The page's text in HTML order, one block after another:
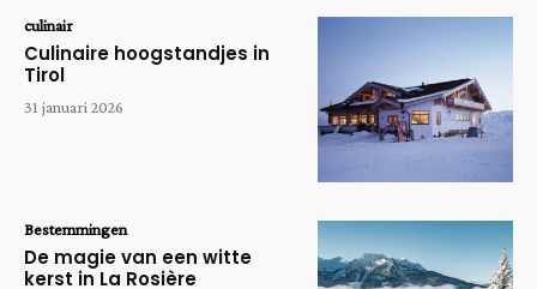
culinair
Culinaire hoogstandjes in
Tirol
31 januari 2026
Bestemmingen
De magie van een witte
kerst in La Rosière